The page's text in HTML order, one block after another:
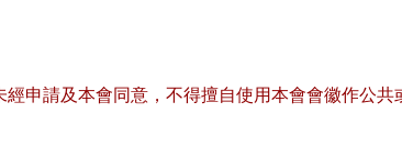
申請及本會同意，不得擅自使用本會會徽作公共